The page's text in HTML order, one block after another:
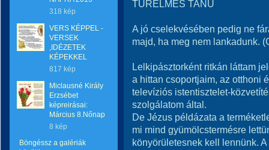
318 kép
VERS KÉPPEL -
VERSEK
,IDÉZETEK
KÉPEKKEL
817 kép
Miclausné Király
Erzsébet
képreirásai:
Március 8.Nőnap
8 kép
Böngéssz a galériák
TÜRELMES TANÚ
A jó cselekvésében pedig ne
majd, ha meg nem lankadunk.
Lelkipásztorként ritkán láttam
a hittan csoportjaim, az otthoni
televíziós istentisztelet-
szolgálatom által.
De Jézus példázata a
mi mind gyümölcstermésre
könyörületesnek kell lennünk.